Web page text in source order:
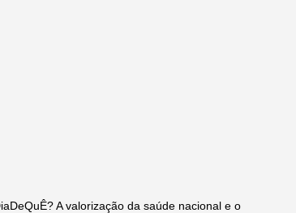
A valorização da saúde nacional e o